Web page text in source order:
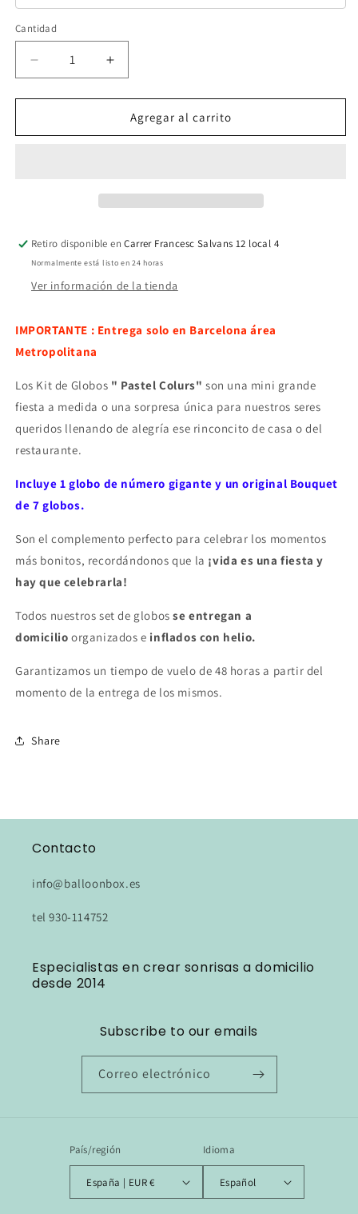
Cantidad
Cantidad
Reducir
cantidad
para
Kit
Aumentar
cantidad
para
Balloon
Kit
Agregar al carrito
Retiro disponible enCarrer Francesc Salvans 12 local 4
Normalmente está listo en 24 horas
Ver información de la tienda
IMPORTANTE : Entrega solo en Barcelona área
Metropolitana
Los Kit de Globos " Pastel Colurs"son una mini grande
fiesta a medida o una sorpresa única para nuestros seres
queridos llenando de alegría ese rinconcito de casa o del
restaurante.
Incluye 1 globo de número gigante y un original Bouquet
de 7 globos.
Son el complemento perfecto para celebrar los momentos
más bonitos, recordándonos que la ¡vida es una fiesta y
hay que celebrarla!
Todos nuestros set de globos se entregan a
domicilio organizados e inflados con helio.
Garantizamos un tiempo de vuelo de 48 horas a partir del
momento de la entrega de los mismos.
Share
Contacto
info@balloonbox.es
tel 930-114752
Especialistas en crear sonrisas a domicilio
desde 2014
Subscribe to our emails
Correo electrónico
País/región
España | EUR €
Idioma
Español